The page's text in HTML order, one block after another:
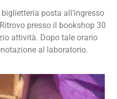
posta all’ingresso
presso il bookshop 30
attività. Dopo tale orario
al laboratorio.